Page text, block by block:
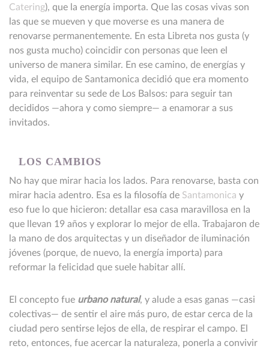
Catering), que la energía importa. Que las cosas vivas son
las que se mueven y que moverse es una manera de
renovarse permanentemente. En esta Libreta nos gusta (y
nos gusta mucho) coincidir con personas que leen el
universo de manera similar. En ese camino, de energías y
vida, el equipo de Santamonica decidió que era momento
para reinventar su sede de Los Balsos: para seguir tan
decididos —ahora y como siempre— a enamorar a sus
invitados.
LOS CAMBIOS
No hay que mirar hacia los lados. Para renovarse, basta con
mirar hacia adentro. Esa es la filosofía de Santamonica y
eso fue lo que hicieron: detallar esa casa maravillosa en la
que llevan 19 años y explorar lo mejor de ella. Trabajaron de
la mano de dos arquitectas y un diseñador de iluminación
jóvenes (porque, de nuevo, la energía importa) para
reformar la felicidad que suele habitar allí.
El concepto fue urbano natural, y alude a esas ganas —casi
colectivas— de sentir el aire más puro, de estar cerca de la
ciudad pero sentirse lejos de ella, de respirar el campo. El
reto, entonces, fue acercar la naturaleza, ponerla a convivir